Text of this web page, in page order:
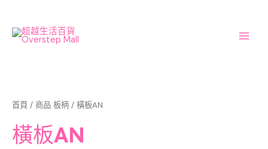
content
首頁 / 商品 板柄 / 橫板AN
橫板AN